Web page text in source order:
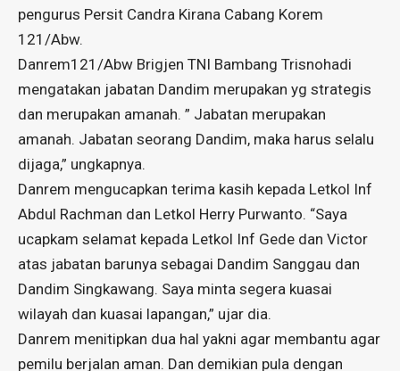
pengurus Persit Candra Kirana Cabang Korem
121/Abw.
Danrem121/Abw Brigjen TNI Bambang Trisnohadi
mengatakan jabatan Dandim merupakan yg strategis
dan merupakan amanah. ” Jabatan merupakan
amanah. Jabatan seorang Dandim, maka harus selalu
dijaga,” ungkapnya.
Danrem mengucapkan terima kasih kepada Letkol Inf
Abdul Rachman dan Letkol Herry Purwanto. “Saya
ucapkam selamat kepada Letkol Inf Gede dan Victor
atas jabatan barunya sebagai Dandim Sanggau dan
Dandim Singkawang. Saya minta segera kuasai
wilayah dan kuasai lapangan,” ujar dia.
Danrem menitipkan dua hal yakni agar membantu agar
pemilu berjalan aman. Dan demikian pula dengan